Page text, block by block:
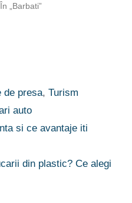
În „Barbati”
de presa,Turism
auto
si ce avantaje iti
din plastic? Ce alegi